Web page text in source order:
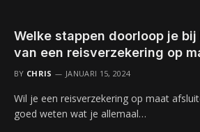
Welke stappen doorloop je
van een reisverzekering op
BY CHRIS JANUARI 15, 2024
Wil je een reisverzekering op maat
goed weten wat je allemaal…